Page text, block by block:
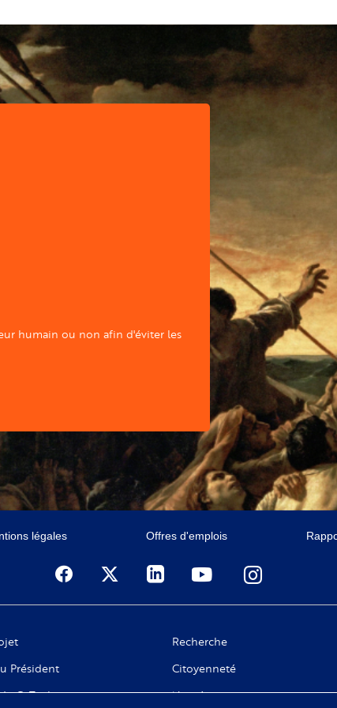
humain ou non afin d'éviter les
légales Offres d'emplois
Président
C. Taubira
Recherche
Citoyenneté
Numérique